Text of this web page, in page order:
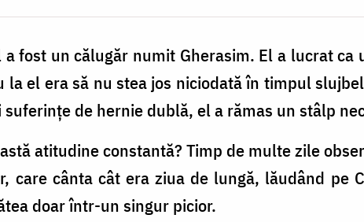
a fost un călugăr numit Gherasim. El a lucrat
la el era să nu stea jos niciodată în timpul
de hernie dublă, el a rămas un stâlp
atitudine constantă? Timp de multe zile
care cânta cât era ziua de lungă, lăudând pe
doar într-un singur picior.